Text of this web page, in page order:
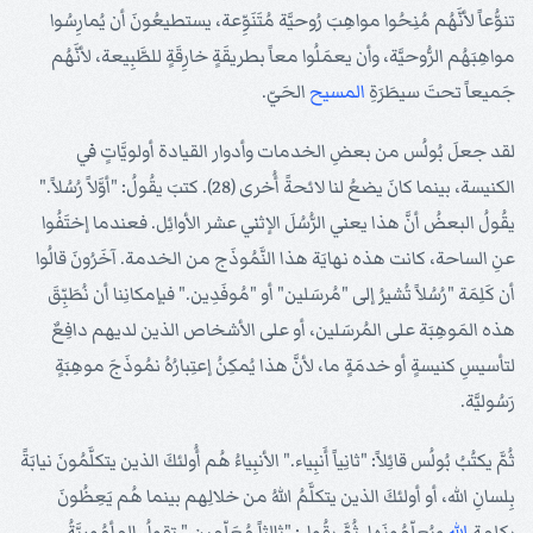
تنوُّعاً لأنَّهُم مُنِحُوا مواهِبَ رُوحيَّة مُتَنَوِّعة، يستطيعُونَ أن يُمارِسُوا
مواهِبَهُم الرُّوحيَّة، وأن يعمَلُوا معاً بطريقَةٍ خارِقَةٍ للطَّبِيعة، لأنَّهُم
جَميعاً تحتَ سيطَرَةِ المسيح الحَيّ.
لقد جعلَ بُولُس من بعضِ الخدمات وأدوار القيادة أولويَّاتٍ في
الكنيسة، بينما كانَ يضعُ لنا لائحةً أُخرى (28). كتبَ يقُولُ: "أوَّلاً رُسُلاً."
يقُولُ البعضُ أنَّ هذا يعني الرُّسُلَ الإثني عشر الأوائِل. فعندما إختَفُوا
عنِ الساحة، كانت هذه نهايَة هذا النَّمُوذَج من الخدمة. آخَرُونَ قالُوا
أن كَلِمَة "رُسُلاً تُشيرُ إلى "مُرسَلين" أو "مُوفَدِين." فبإمكانِنا أن نُطَبِّقَ
هذه المَوهِبَة على المُرسَلين، أو على الأشخاص الذين لديهم دافِعٌ
لتأسيسِ كنيسةٍ أو خدمَةٍ ما، لأنَّ هذا يُمكِنُ إعتِبارُهُ نمُوذَجَ موهِبَةٍ
رَسُوليَّة.
ثُمَّ يكتُبُ بُولُس قائِلاً: "ثانِياً أَنبِياء." الأنبِياءُ هُم أُولئكَ الذين يتكلَّمُونَ نيابَةً
بِلسانِ الله، أو أولئكَ الذين يتكلَّمُ اللهُ من خلالِهم بينما هُم يَعِظُونَ